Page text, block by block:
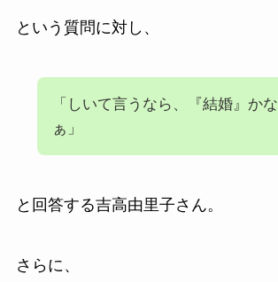
という質問に対し、
「しいて言うなら、『結婚』かな
ぁ」
と回答する吉高由里子さん。
さらに、